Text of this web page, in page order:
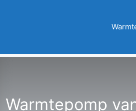
Warmtepomp